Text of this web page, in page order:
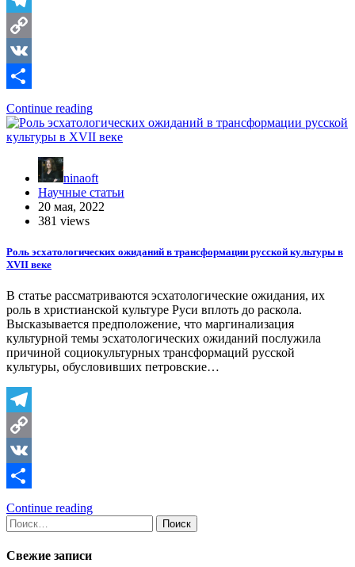
Telegram
Copy
Link
VK
Отправить
Continue reading
ninaoft
Научные статьи
20 мая, 2022
381 views
Роль эсхатологических ожиданий в трансформации русской культуры в
XVII веке
В статье рассматриваются эсхатологические ожидания, их
роль в христианской культуре Руси вплоть до раскола.
Высказывается предположение, что маргинализация
культурной темы эсхатологических ожиданий послужила
причиной социокультурных трансформаций русской
культуры, обусловивших петровские…
Telegram
Copy
Link
VK
Отправить
Continue reading
Найти:
Свежие записи